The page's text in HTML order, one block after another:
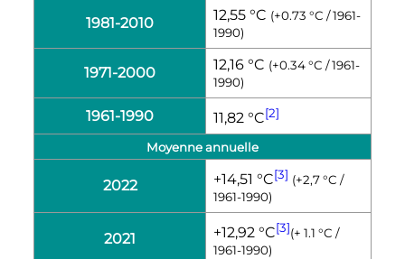
1981-2010 12,55 °C (+0.73 °C / 1961-
1990)
1971-2000 12,16 °C (+0.34 °C / 1961-
1990)
1961-1990 11,82 °C[2]
Moyenne annuelle
2022 +14,51 °C[3] (+2,7 °C /
1961-1990)
2021 +12,92 °C[3](+ 1.1 °C /
1961-1990)